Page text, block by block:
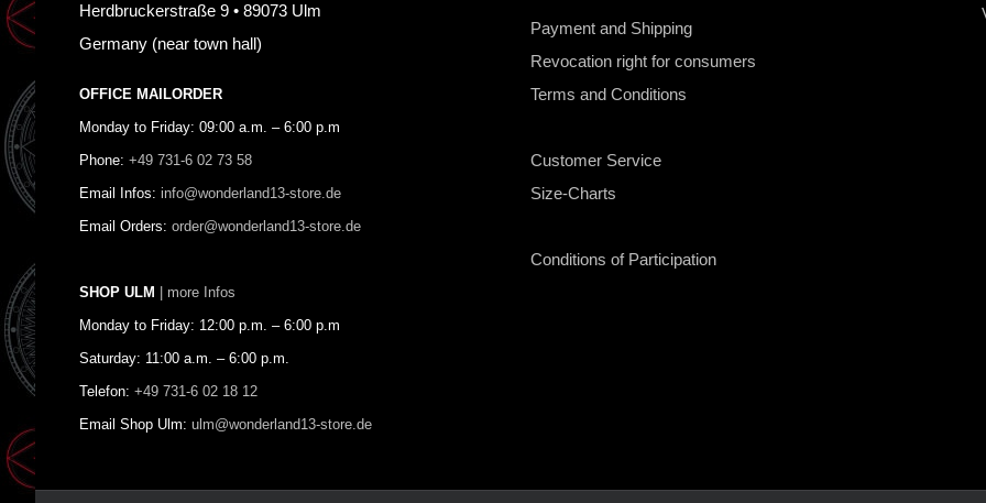
Herdbruckerstraße 9 • 89073 Ulm
Germany (near town hall)
OFFICE MAILORDER
Monday to Friday: 09:00 a.m. – 6:00 p.m
Phone: +49 731-6 02 73 58
Email Infos: info@wonderland13-store.de
Email Orders: order@wonderland13-store.de
SHOP ULM | more Infos
Monday to Friday: 12:00 p.m. – 6:00 p.m
Saturday: 11:00 a.m. – 6:00 p.m.
Telefon: +49 731-6 02 18 12
Email Shop Ulm: ulm@wonderland13-store.de
Payment and Shipping
Revocation right for consumers
Terms and Conditions
Customer Service
Size-Charts
Conditions of Participation